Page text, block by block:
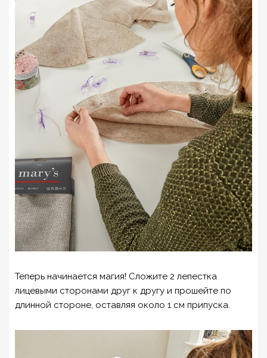
Теперь начинается магия! Сложите 2 лепестка
лицевыми сторонами друг к другу и прошейте по
длинной стороне, оставляя около 1 см припуска.